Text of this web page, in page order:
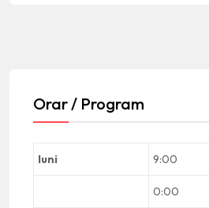
Orar / Program
luni 9:00
0:00